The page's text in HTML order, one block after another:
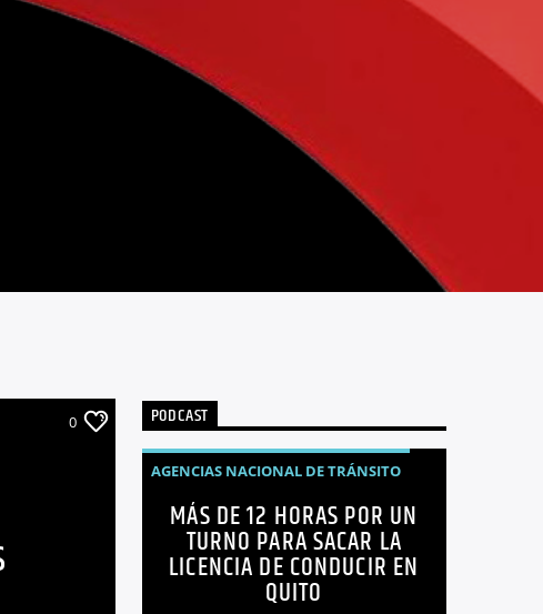
0 PODCAST
AGENCIAS NACIONAL DE TRÁNSITO
ECUADOR
LICENCIAS NOTICIAS
MÁS DE 12 HORAS POR UN
TURNO PARA SACAR LA
LICENCIA DE CONDUCIR EN
QUITO